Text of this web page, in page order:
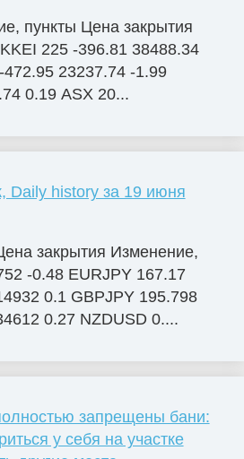
пункты Цена закрытия
225 -396.81 38488.34
23237.74 -1.99
0.19 ASX 20...
Daily history за 19 июня
закрытия Изменение,
-0.48 EURJPY 167.17
0.1 GBPJPY 195.798
0.27 NZDUSD 0....
запрещены бани:
у себя на участке